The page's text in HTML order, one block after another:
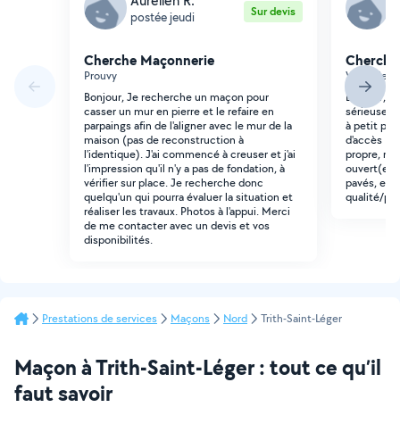
postée jeudi Sur devis
Cherche Maçonnerie
Prouvy
Bonjour, Je recherche un maçon pour
casser un mur en pierre et le refaire en
parpaings afin de l'aligner avec le mur de la
maison (pas de reconstruction à
l'identique). J'ai commencé à creuser et j'ai
l'impression qu'il n'y a pas de fondation, à
vérifier sur place. Je recherche donc
quelqu'un qui pourra évaluer la situation et
réaliser les travaux. Photos à l'appui. Merci
de me contacter avec un devis et vos
disponibilités.
Bonjour,
sérieuse
à petit
d'accès
propre,
ouvert(e)
pavés,
qualité/
Prestations de services Maçons Nord Trith-Saint-Léger
Maçon à Trith-Saint-Léger : tout ce qu’il
faut savoir